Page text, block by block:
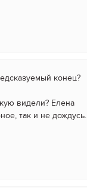
конец?
видели? Елена
так и не дождусь.